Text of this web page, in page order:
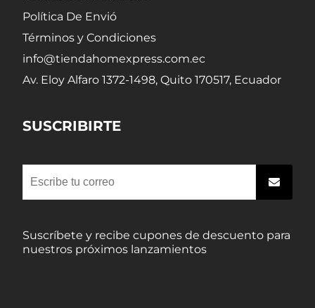
Política De Envió
Términos y Condiciones
info@tiendahomexpress.com.ec
Av. Eloy Alfaro 1372-1498, Quito 170517, Ecuador
SUSCRIBIRTE
Suscríbete y recibe cupones de descuento para
nuestros próximos lanzamientos